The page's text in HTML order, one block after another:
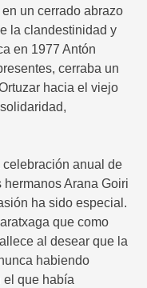
un cerrado abrazo
la clandestinidad y
en 1977 Antón
cerraba un
hacia el viejo
anual de
Arana Goiri
ha sido especial.
que como
al desear que la
habiendo
el que había